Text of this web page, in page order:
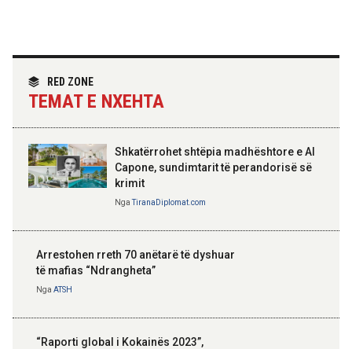
partneritetit strategjik
RED ZONE
TEMAT E NXEHTA
Shkatërrohet shtëpia madhështore e Al
Capone, sundimtarit të perandorisë së
krimit
NgaTiranaDiplomat.com
Arrestohen rreth 70 anëtarë të dyshuar
të mafias “Ndrangheta”
Nga ATSH
“Raporti global i Kokainës 2023”,